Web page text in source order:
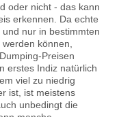
oder nicht - das kann
erkennen. Da echte
nur in bestimmten
können,
Preisen
erstes Indiz natürlich
viel zu niedrig
ist, ist meistens
unbedingt die